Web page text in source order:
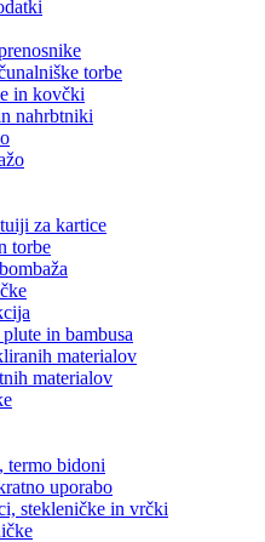
torbe
in kovčki
nahrbtniki
za kartice
torbe
in bambusa
materialov
materialov
termo bidoni
uporabo
stekleničke in vrčki